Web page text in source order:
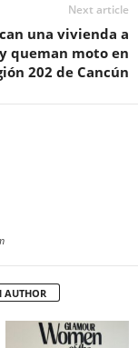
Next article
una vivienda a
queman moto en
202 de Cancún
AUTHOR